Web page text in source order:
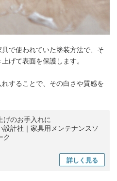
で使われていた塗装方法で、そ
げて表面を保護します。
することで、その白さや質感を
げのお手入れに
設計社｜家具用メンテナンスソ
ク
詳しく 見る